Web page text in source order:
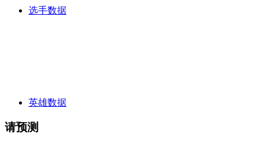
选手数据
英雄数据
请预测